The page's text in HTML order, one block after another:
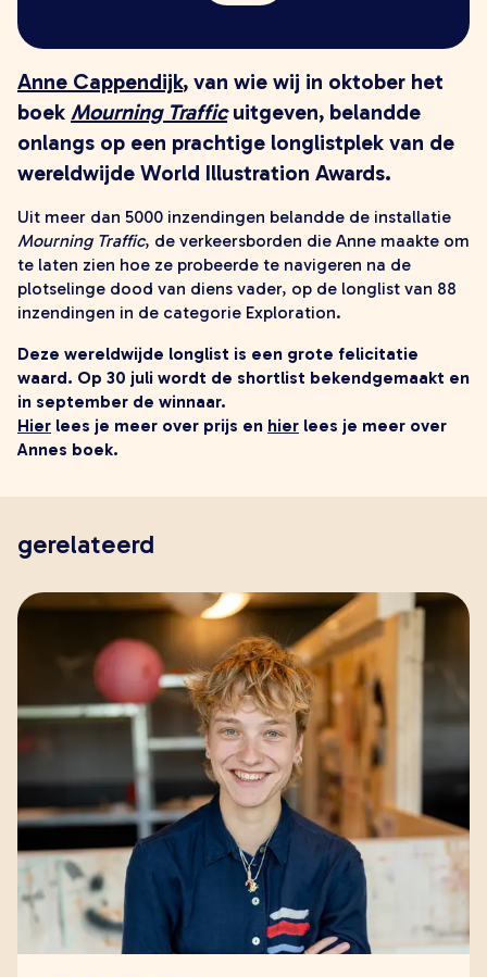
Anne Cappendijk, van wie wij in oktober het
boek Mourning Trafficuitgeven, belandde
onlangs op een prachtige longlistplek van de
wereldwijde World Illustration Awards.
Uit meer dan 5000 inzendingen belandde de installatie
Mourning Traffic, de verkeersborden die Anne maakte om
te laten zien hoe ze probeerde te navigeren na de
plotselinge dood van diens vader, op de longlist van 88
inzendingen in de categorie Exploration.
Deze wereldwijde longlist is een grote felicitatie
waard. Op 30 juli wordt de shortlist bekendgemaakt en
in september de winnaar.
Hier lees je meer over prijs en hier lees je meer over
Annes boek.
gerelateerd